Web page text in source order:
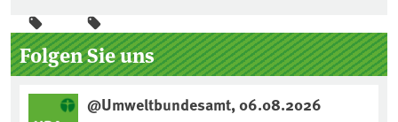
Seitenleiste
Folgen Sie uns
@Umweltbundesamt, 06.08.2026